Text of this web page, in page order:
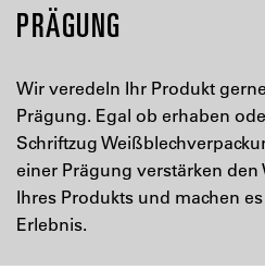
PRÄGUNG
Wir veredeln Ihr Produkt
Prägung. Egal ob erhaben
Schriftzug
einer Prägung verstärken
Ihres Produkts und machen
Erlebnis.